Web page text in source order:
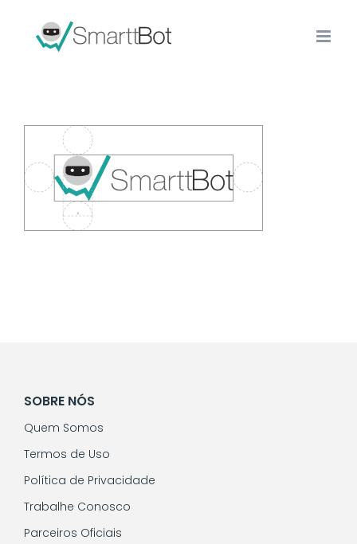
SOBRE NÓS
Quem Somos
Termos de Uso
Política de Privacidade
Trabalhe Conosco
Parceiros Oficiais